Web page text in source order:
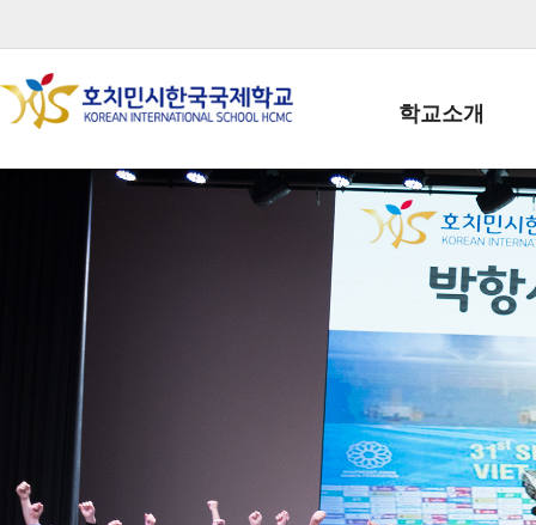
학교소개
학교장인사말
학생회장인사말
학교상징
학교 CI
교직원현황
학생현황
위치/전화
전경사진